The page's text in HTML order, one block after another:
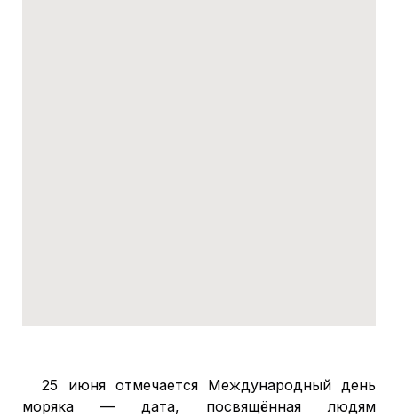
25 июня отмечается Международный день
моряка — дата, посвящённая людям